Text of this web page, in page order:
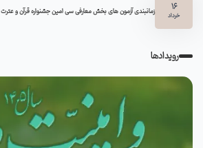
16
خرداد زمانبندی آزمون های بخش معارفی سی امین جشنواره قرآن و عترت
رویدادها